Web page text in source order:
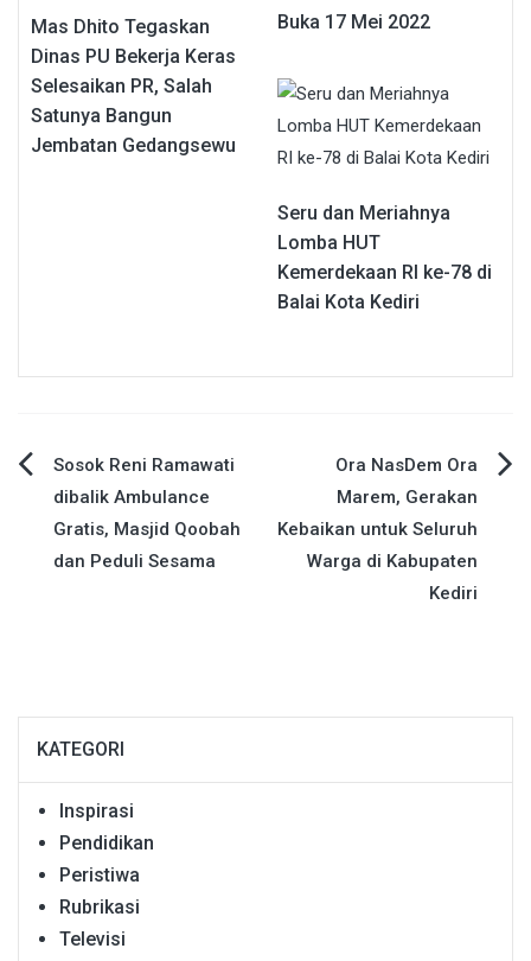
Mas Dhito Tegaskan
Dinas PU Bekerja Keras
Selesaikan PR, Salah
Satunya Bangun
Jembatan Gedangsewu
Buka 17 Mei 2022
Seru dan Meriahnya
Lomba HUT
Kemerdekaan RI ke-78 di
Balai Kota Kediri
Navigasi
pos
Sosok Reni Ramawati
dibalik Ambulance
Gratis, Masjid Qoobah
dan Peduli Sesama
Ora NasDem Ora
Marem, Gerakan
Kebaikan untuk Seluruh
Warga di Kabupaten
Kediri
KATEGORI
Inspirasi
Pendidikan
Peristiwa
Rubrikasi
Televisi